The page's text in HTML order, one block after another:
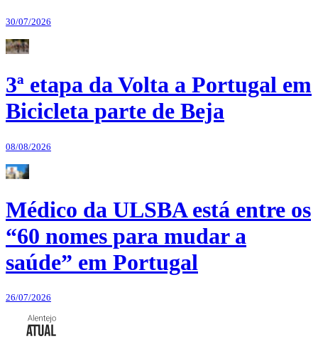
30/07/2026
3ª etapa da Volta a Portugal em
Bicicleta parte de Beja
08/08/2026
Médico da ULSBA está entre os
“60 nomes para mudar a
saúde” em Portugal
26/07/2026